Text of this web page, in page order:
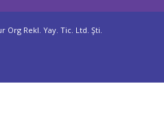
Org Rekl. Yay. Tic. Ltd. Şti.